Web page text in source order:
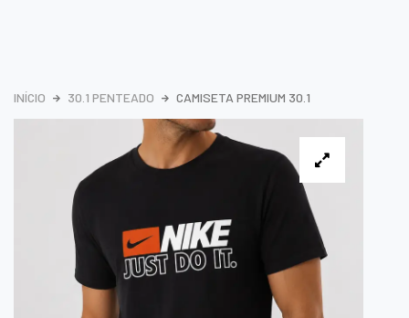
INÍCIO 30.1 PENTEADO CAMISETA PREMIUM 30.1